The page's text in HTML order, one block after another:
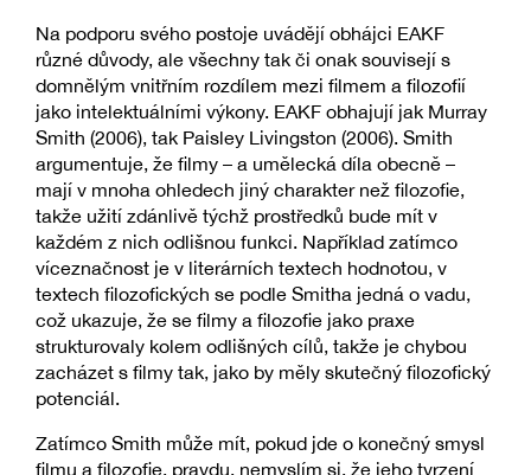
Na podporu svého postoje uvádějí obhájci EAKF
různé důvody, ale všechny tak či onak souvisejí s
domnělým vnitřním rozdílem mezi filmem a filozofií
jako intelektuálními výkony. EAKF obhajují jak Murray
Smith (2006), tak Paisley Livingston (2006). Smith
argumentuje, že filmy – a umělecká díla obecně –
mají v mnoha ohledech jiný charakter než filozofie,
takže užití zdánlivě týchž prostředků bude mít v
každém z nich odlišnou funkci. Například zatímco
víceznačnost je v literárních textech hodnotou, v
textech filozofických se podle Smitha jedná o vadu,
což ukazuje, že se filmy a filozofie jako praxe
strukturovaly kolem odlišných cílů, takže je chybou
zacházet s filmy tak, jako by měly skutečný filozofický
potenciál.
Zatímco Smith může mít, pokud jde o konečný smysl
filmu a filozofie, pravdu, nemyslím si, že jeho tvrzení